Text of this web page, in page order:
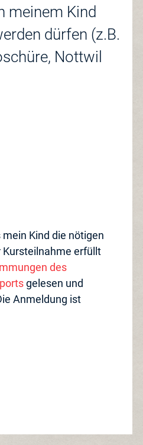
meinem Kind
dürfen (z.B.
Nottwil
Kind die nötigen
erfüllt
des
gelesen und
Anmeldung ist